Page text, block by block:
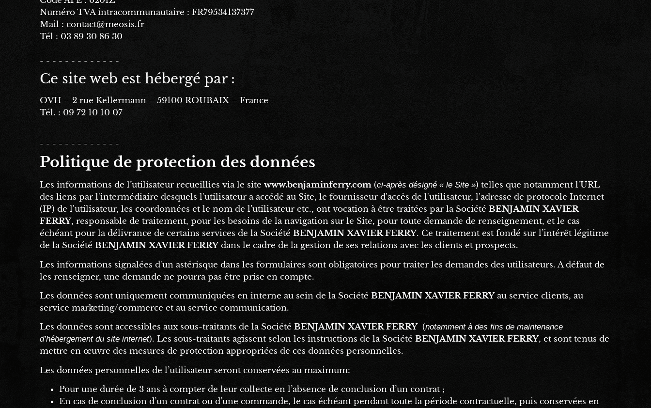
Numéro TVA intracommunautaire : FR79534137377
Mail : contact@meosis.fr
Tél : 03 89 30 86 30
- - - - - - - - - - - - -
Ce site web est hébergé par :
OVH – 2 rue Kellermann – 59100 ROUBAIX – France
Tél. : 09 72 10 10 07
- - - - - - - - - - - - -
Politique de protection des données
Les informations de l’utilisateur recueillies via le site www.benjaminferry.com (ci-après désigné « le Site ») telles que notamment l'URL
des liens par l'intermédiaire desquels l'utilisateur a accédé au Site, le fournisseur d'accès de l'utilisateur, l'adresse de protocole Internet
(IP) de l'utilisateur, les coordonnées et le nom de l’utilisateur etc., ont vocation à être traitées par la Société BENJAMIN XAVIER
FERRY, responsable de traitement, pour les besoins de la navigation sur le Site, pour toute demande de renseignement, et le cas
échéant pour la délivrance de certains services de la Société BENJAMIN XAVIER FERRY. Ce traitement est fondé sur l’intérêt légitime
de la Société BENJAMIN XAVIER FERRYdans le cadre de la gestion de ses relations avec les clients et prospects.
Les informations signalées d'un astérisque dans les formulaires sont obligatoires pour traiter les demandes des utilisateurs. A défaut de
les renseigner, une demande ne pourra pas être prise en compte.
Les données sont uniquement communiquées en interne au sein de la Société BENJAMIN XAVIER FERRYau service clients, au
service marketing/commerce et au service communication.
Les données sont accessibles aux sous-traitants de la Société BENJAMIN XAVIER FERRY (notamment à des fins de maintenance
d’hébergement du site internet). Les sous-traitants agissent selon les instructions de la Société BENJAMIN XAVIER FERRY, et sont tenus de
mettre en œuvre des mesures de protection appropriées de ces données personnelles.
Les données personnelles de l’utilisateur seront conservées au maximum:
Pour une durée de 3 ans à compter de leur collecte en l’absence de conclusion d’un contrat ;
En cas de conclusion d’un contrat ou d’une commande, le cas échéant pendant toute la période contractuelle, puis conservées en